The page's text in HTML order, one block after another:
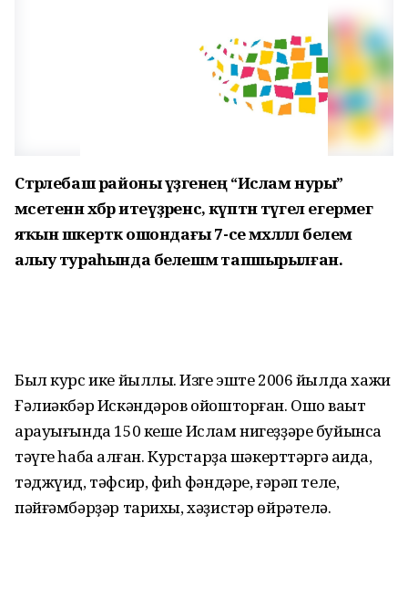
Стәрлебаш районы үҙәгенең “Ислам нуры”
мәсетенән хәбәр итеүҙәренсә, күптән түгел егермегә
яҡын шәкерткә ошондағы 7-се мәхәлләлә белем
алыу тураһында белешмә тапшырылған.
Был курс ике йыллыҡ. Изге эште 2006 йылда хажи
Ғәлиәкбәр Искәндәров ойош­торған. Ошо ваҡыт
арауығында 150 кеше Ислам нигеҙҙәре буйынса
тәүге һабаҡ алған. Курстарҙа шәкерт­тәргә аҡида,
тәд­жүид, тәфсир, фиҡһ фәндәре, ғәрәп теле,
пәйғәмбәрҙәр тарихы, хәҙистәр өйрәтелә.